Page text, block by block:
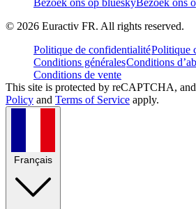
© 2026 Euractiv FR. All rights reserved.
Politique de confidentialitéPolitique
Conditions généralesConditions
Conditions de vente
This site is protected by reCAPTCHA,
Policy and Terms of Service apply.
Français